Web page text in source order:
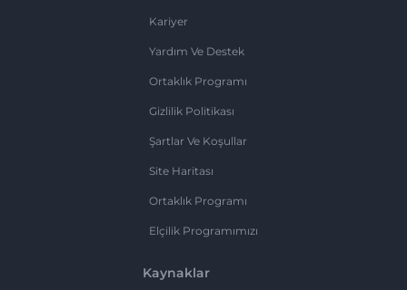
Kariyer
Yardım Ve Destek
Ortaklık Programı
Gizlilik Politikası
Şartlar Ve Koşullar
Site Haritası
Ortaklık Programı
Elçilik Programımızı
Kaynaklar